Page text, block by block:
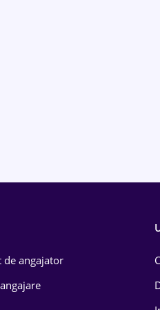
de angajator